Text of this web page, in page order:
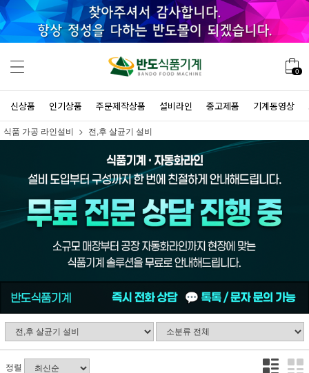
0
신상품 인기상품 주문제작상품 설비라인 중고제품 기계동영상
식품 가공 라인설비 전,후 살균기 설비
정렬